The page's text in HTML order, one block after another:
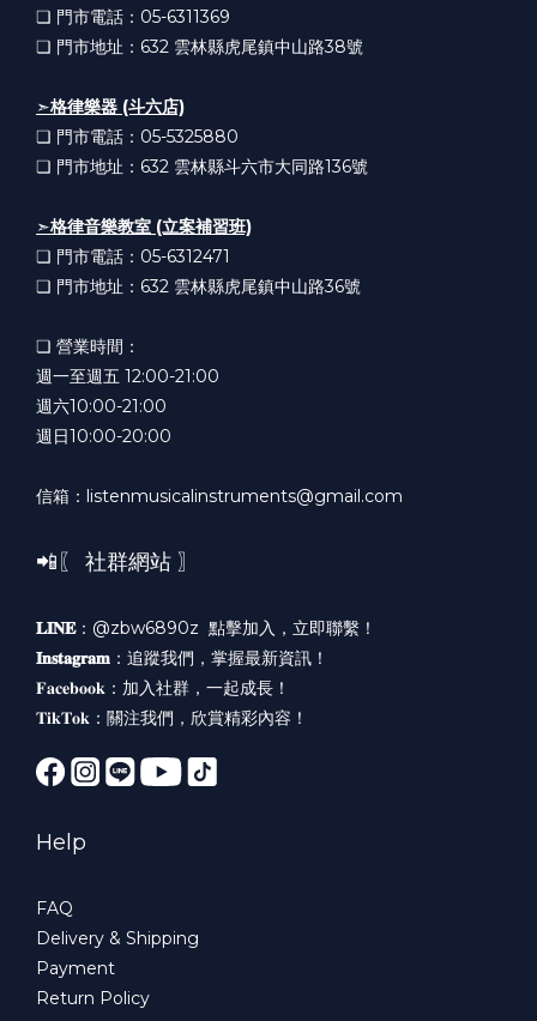
❏ 門市電話：05-6311369
❏ 門市地址：632 雲林縣虎尾鎮中山路38號
➣格律樂器 (斗六店)
❏ 門市電話：05-5325880
❏ 門市地址：632 雲林縣斗六市大同路136號
➣格律音樂教室 (立案補習班)
❏ 門市電話：05-6312471
❏ 門市地址：632 雲林縣虎尾鎮中山路36號
❏ 營業時間：
週一至週五 12:00-21:00
週六10:00-21:00
週日10:00-20:00
信箱：listenmusicalinstruments@gmail.com
📲〖 社群網站 〗
𝐋𝐈𝐍𝐄：@zbw6890z 點擊加入，立即聯繫！
𝐈𝐧𝐬𝐭𝐚𝐠𝐫𝐚𝐦 ： 追蹤我們，掌握最新資訊！
𝐅𝐚𝐜𝐞𝐛𝐨𝐨𝐤： 加入社群，一起成長！
𝐓𝐢𝐤𝐓𝐨𝐤： 關注我們，欣賞精彩內容！
Help
FAQ
Delivery & Shipping
Payment
Return Policy